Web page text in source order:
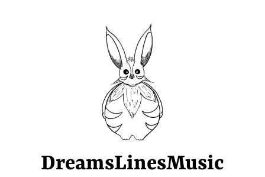
DreamsLinesMusic